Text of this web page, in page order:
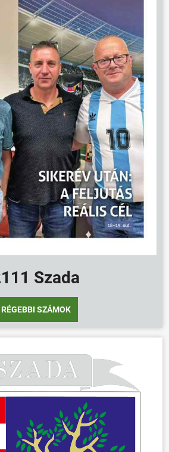
ÜGYINTÉZÉS
HÍREK
Szada
RÉGEBBI SZÁMOK